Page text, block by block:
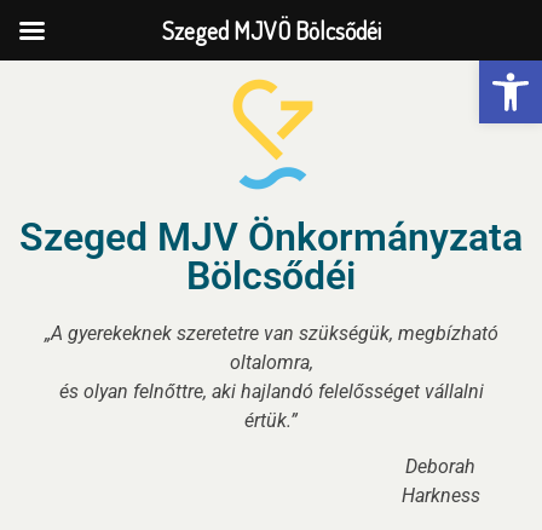
Szeged MJV Önkormányzata
Bölcsődéi
„A gyerekeknek szeretetre van szükségük, megbízható
oltalomra,
és olyan felnőttre, aki hajlandó felelősséget vállalni
értük.”
Deborah
Harkness
Szeged MJVÖ Bölcsődéi